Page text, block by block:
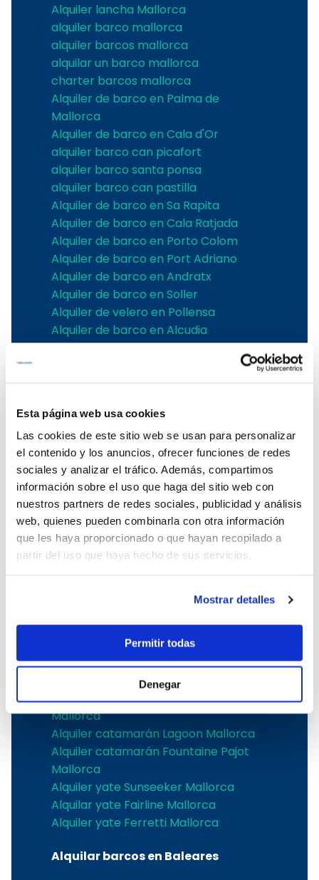
Esta página web usa cookies
Las cookies de este sitio web se usan para personalizar
el contenido y los anuncios, ofrecer funciones de redes
sociales y analizar el tráfico. Además, compartimos
información sobre el uso que haga del sitio web con
nuestros partners de redes sociales, publicidad y análisis
web, quienes pueden combinarla con otra información
que les haya proporcionado o que hayan recopilado a
partir del uso que haya hecho de sus servicios.
Mostrar detalles
Permitir todas
Denegar
Alquiler lancha Mallorca
alquiler barco mallorca
alquiler barcos mallorca
alquilar un barco mallorca
charter barcos mallorca
Alquiler de barco en Palma de
Mallorca
Alquiler de barco en Cala d'Or
alquiler barco can picafort
alquiler barco santa ponsa
alquiler barco can pastilla
Alquiler de barco en Sa Rapita
Alquiler de barco en Cala Ratjada
Alquiler de barco en Porto Colom
Alquiler de barco en Port Adriano
Alquiler de barco en Andratx
Alquiler de barco en Soller
Alquiler de velero en Pollensa
Alquiler de barco en Alcudia
Alquiler de barcos en Pollensa
Alquiler embarcaciones Mallorca
Alquiler de barcos en Puerto Portals
Alquiler de barcos con patrón en
Mallorca
Alquiler de barcos en el Club de Mar
Alquiler de barcos en Port de Soller
Alquiler de barcos sin licencia en
Mallorca
Alquiler velero Jeanneau Mallorca
Alquiler velero Bavaria Mallorca
Alquiler velero Bénéteau Mallorca
Alquilar velero Dufour Mallorca
Alquiler velero Hanse en Mallorca
Alquiler catamarán Catana Bali
Mallorca
Alquiler catamarán Lagoon Mallorca
Alquiler catamarán Fountaine Pajot
Mallorca
Alquiler yate Sunseeker Mallorca
Alquilar yate Fairline Mallorca
Alquiler yate Ferretti Mallorca
Alquilar barcos en Baleares